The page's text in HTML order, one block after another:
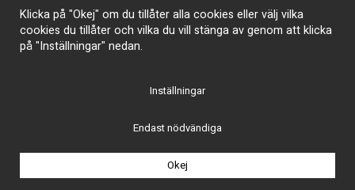
Driv/fläktrem 7370 939mm
Klicka på "Okej" om du tillåter alla cookies eller välj vilka
cookies du tillåter och vilka du vill stänga av genom att klicka
på "Inställningar" nedan.
Inställningar
Endast nödvändiga
Okej